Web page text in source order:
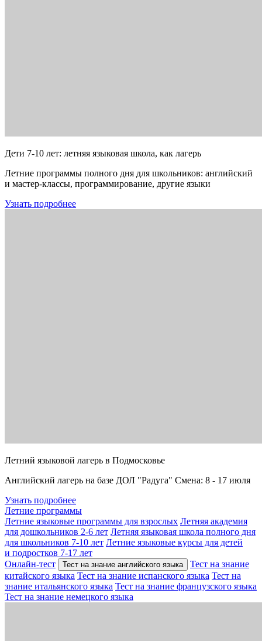
Дети 7-10 лет: летняя языковая школа, как лагерь
Летние программы полного дня для школьников: английский
и мастер-классы, программирование, другие языки
Узнать подробнее
Летний языковой лагерь в Подмосковье
Английский лагерь на базе ДОЛ "Радуга" Смена: 8 - 17 июля
Узнать подробнее
Летние программы
Летние языковые программы для взрослых Летняя академия
для дошкольников 2-6 лет Летняя языковая школа полного дня
для школьников 7-10 лет Летние языковые курсы для детей
и подростков 7-17 лет
Онлайн-тест
Тест на знание английского языка
Тест на знание
китайского языка Тест на знание испанского языка Тест на
знание итальянского языка Тест на знание французского языка
Тест на знание немецкого языка